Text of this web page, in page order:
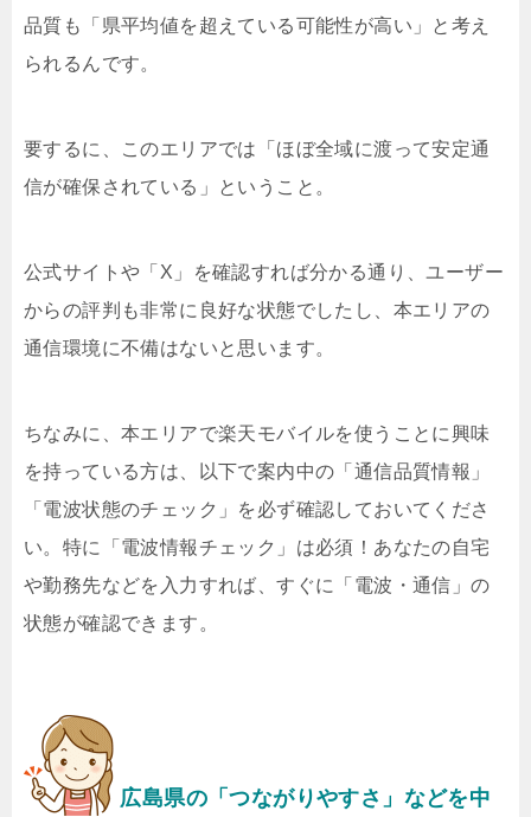
品質も「県平均値を超えている可能性が高い」と考え
られるんです。
要するに、このエリアでは「ほぼ全域に渡って安定通
信が確保されている」ということ。
公式サイトや「X」を確認すれば分かる通り、ユーザー
からの評判も非常に良好な状態でしたし、本エリアの
通信環境に不備はないと思います。
ちなみに、本エリアで楽天モバイルを使うことに興味
を持っている方は、以下で案内中の「通信品質情報」
「電波状態のチェック」を必ず確認しておいてくださ
い。特に「電波情報チェック」は必須！あなたの自宅
や勤務先などを入力すれば、すぐに「電波・通信」の
状態が確認できます。
広島県の「つながりやすさ」などを中